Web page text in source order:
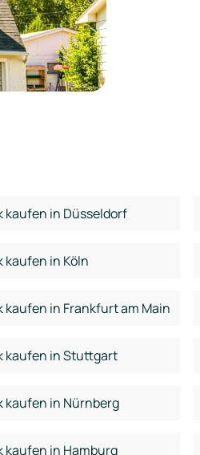
kaufen in Düsseldorf
kaufen in Köln
kaufen in Frankfurt am Main
kaufen in Stuttgart
kaufen in Nürnberg
kaufen in Hamburg